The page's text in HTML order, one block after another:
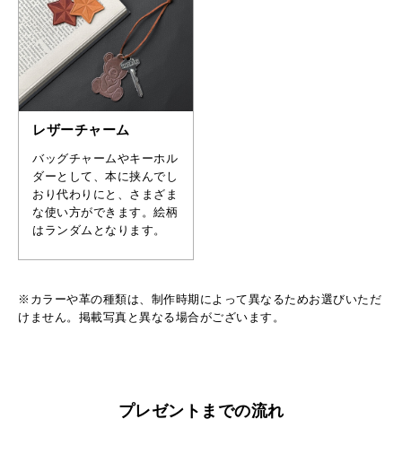
レザーチャーム
バッグチャームやキーホル
ダーとして、本に挟んでし
おり代わりにと、さまざま
な使い方ができます。絵柄
はランダムとなります。
※カラーや革の種類は、制作時期によって異なるためお選びいただ
けません。掲載写真と異なる場合がございます。
プレゼントまでの流れ